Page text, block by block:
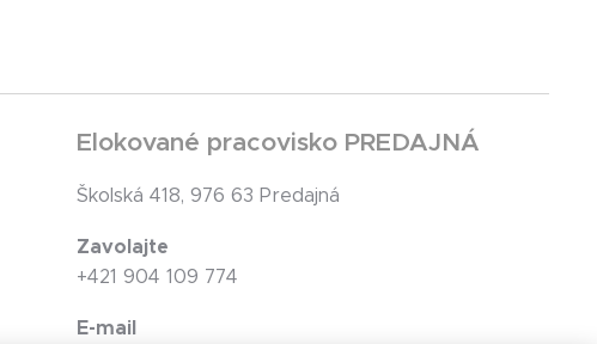
Elokované pracovisko PREDAJNÁ
Školská 418, 976 63 Predajná
Zavolajte
+421 904 109 774
E-mail